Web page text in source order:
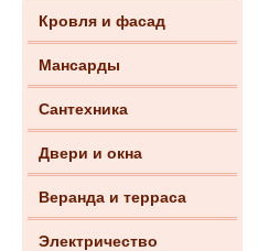
Кровля и фасад
Мансарды
Сантехника
Двери и окна
Веранда и терраса
Электричество